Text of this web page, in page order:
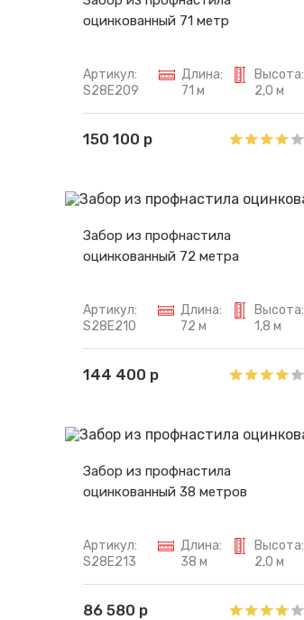
оцинкованный 71 метр
Артикул:
S28E209
Длина:
71 м
Высота:
2,0 м
150 100 р
Забор из профнастила
оцинкованный 72 метра
Артикул:
S28E210
Длина:
72 м
Высота:
1,8 м
144 400 р
Забор из профнастила
оцинкованный 38 метров
Артикул:
S28E213
Длина:
38 м
Высота:
2,0 м
86 580 р